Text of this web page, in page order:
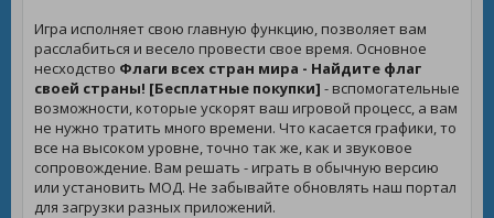
Игра исполняет свою главную функцию, позволяет вам
расслабиться и весело провести свое время. Основное
несходство Флаги всех стран мира - Найдите флаг
своей страны! [Бесплатные покупки] - вспомогательные
возможности, которые ускорят ваш игровой процесс, а вам
не нужно тратить много времени. Что касается графики, то
все на высоком уровне, точно так же, как и звуковое
сопровождение. Вам решать - играть в обычную версию
или установить МОД. Не забывайте обновлять наш портал
для загрузки разных приложений.